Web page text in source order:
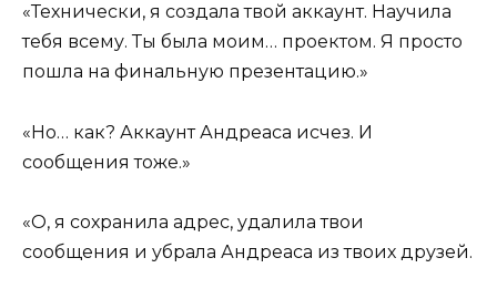
«Технически, я создала твой аккаунт. Научила
тебя всему. Ты была моим… проектом. Я просто
пошла на финальную презентацию.»
«Но… как? Аккаунт Андреаса исчез. И
сообщения тоже.»
«О, я сохранила адрес, удалила твои
сообщения и убрала Андреаса из твоих друзей.